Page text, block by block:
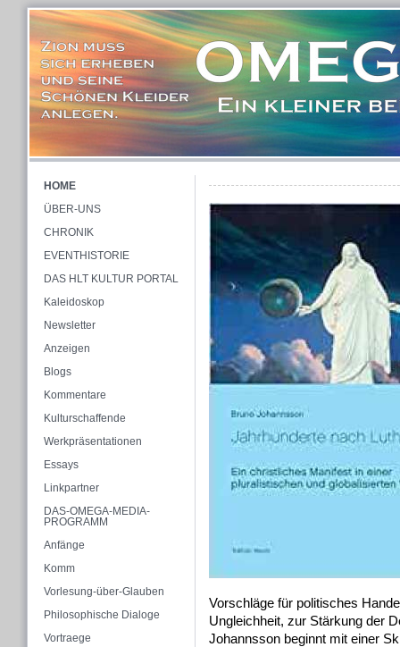
HOME
ÜBER-UNS
CHRONIK
EVENTHISTORIE
DAS HLT KULTUR PORTAL
Kaleidoskop
Newsletter
Anzeigen
Blogs
Kommentare
Kulturschaffende
Werkpräsentationen
Essays
Linkpartner
DAS-OMEGA-MEDIA-
PROGRAMM
Anfänge
Komm
Vorlesung-über-Glauben
Philosophische Dialoge
Vortraege
Vorschläge für politisches
Ungleichheit, zur Stärkung der
Johannsson beginnt mit einer